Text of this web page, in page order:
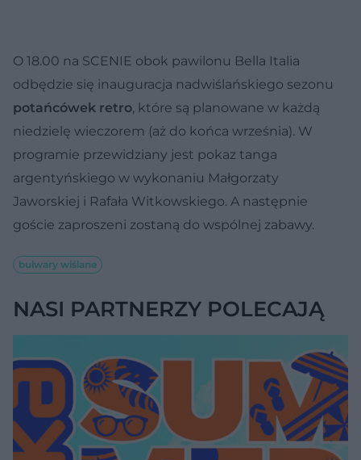
O 18.00 na SCENIE obok pawilonu Bella Italia
odbędzie się inauguracja nadwiślańskiego sezonu
potańcówek retro, które są planowane w każdą
niedzielę wieczorem (aż do końca września). W
programie przewidziany jest pokaz tanga
argentyńskiego w wykonaniu Małgorzaty
Jaworskiej i Rafała Witkowskiego. A następnie
goście zaproszeni zostaną do wspólnej zabawy.
bulwary wiślane
NASI PARTNERZY POLECAJĄ